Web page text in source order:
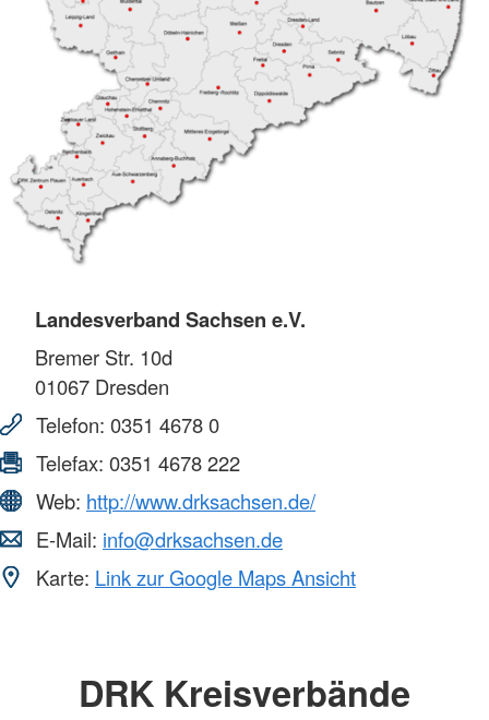
Landesverband Sachsen e.V.
Bremer Str. 10d
01067 Dresden
Telefon: 0351 4678 0
Telefax: 0351 4678 222
Web: http://www.drksachsen.de/
E-Mail: info@drksachsen.de
Karte: Link zur Google Maps Ansicht
DRK Kreisverbände